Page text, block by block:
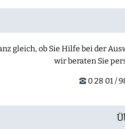
gleich, ob Sie Hilfe bei der
wir beraten Sie
0 28 01 /